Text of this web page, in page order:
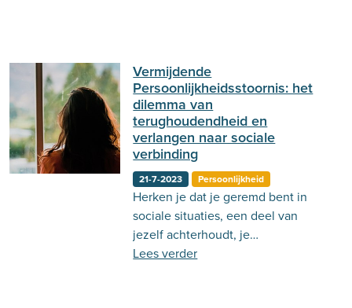
Vermijdende
Persoonlijkheidsstoornis: het
dilemma van
terughoudendheid en
verlangen naar sociale
verbinding
21-7-2023 Persoonlijkheid
Herken je dat je geremd bent in
sociale situaties, een deel van
jezelf achterhoudt, je
minderwaardig voelt en dat je
Lees verder